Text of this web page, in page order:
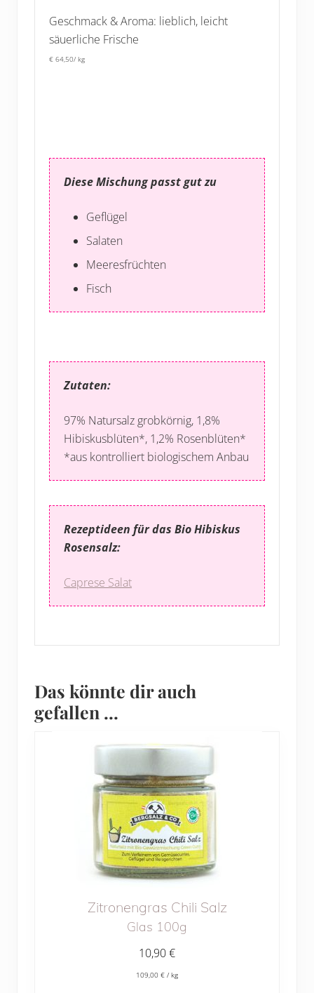
Geschmack & Aroma: lieblich, leicht
säuerliche Frische
€ 64,50/ kg
Diese Mischung passt gut zu
Geflügel
Salaten
Meeresfrüchten
Fisch
Zutaten:
97% Natursalz grobkörnig, 1,8%
Hibiskusblüten*, 1,2% Rosenblüten*
*aus kontrolliert biologischem Anbau
Rezeptideen für das Bio Hibiskus
Rosensalz:
Caprese Salat
Das könnte dir auch
gefallen …
Zitronengras Chili Salz
Glas 100g
10,90€
109,00 € /kg